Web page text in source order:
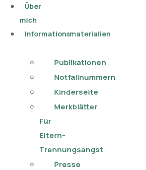
Über
mich
Informationsmaterialien
Publikationen​
Notfallnummern
Kinderseite
Merkblätter
Für
Eltern-
Trennungsangst
Presse